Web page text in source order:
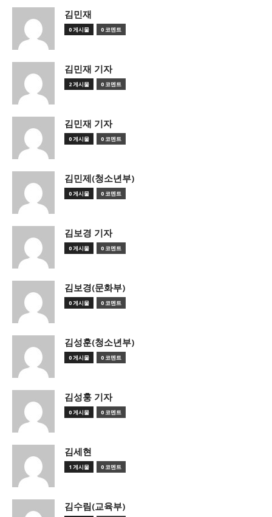
김민재
0 게시물 0 코멘트
김민재 기자
2 게시물 0 코멘트
김민재 기자
0 게시물 0 코멘트
김민제(청소년부)
0 게시물 0 코멘트
김보경 기자
0 게시물 0 코멘트
김보경(문화부)
0 게시물 0 코멘트
김성훈(청소년부)
0 게시물 0 코멘트
김성훙 기자
0 게시물 0 코멘트
김세현
1 게시물 0 코멘트
김수림(교육부)